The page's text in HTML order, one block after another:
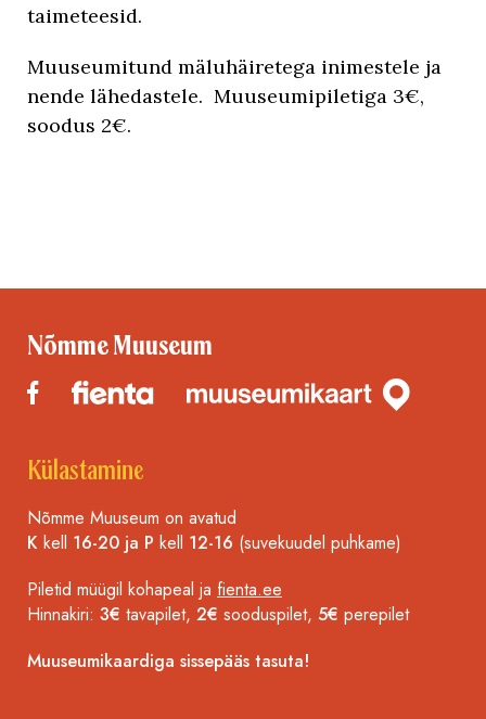
taimeteesid.
Muuseumitund mäluhäiretega inimestele ja
nende lähedastele. Muuseumipiletiga 3€,
soodus 2€.
Nõmme Muuseum
Külastamine
Nõmme Muuseum on avatud
K kell 16-20 ja P kell 12-16 (suvekuudel puhkame)
Piletid müügil kohapeal ja fienta.ee
Hinnakiri: 3€ tavapilet, 2€ sooduspilet, 5€ perepilet
Muuseumikaardiga sissepääs tasuta!